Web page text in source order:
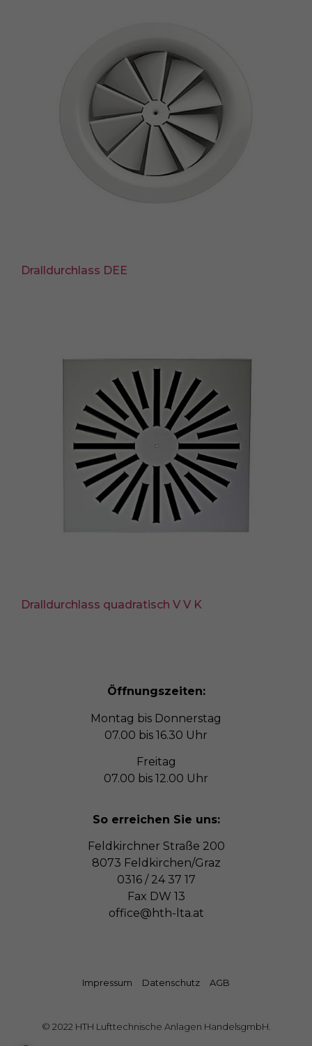
Dralldurchlass DEE
Dralldurchlass quadratisch V V K
Öffnungszeiten:
Montag bis Donnerstag
07.00 bis 16.30 Uhr
Freitag
07.00 bis 12.00 Uhr
So erreichen Sie uns:
Feldkirchner Straße 200
8073 Feldkirchen/Graz
0316 / 24 37 17
Fax DW 13
office@hth-lta.at
Impressum Datenschutz AGB
© 2022 HTH Lufttechnische Anlagen HandelsgmbH.